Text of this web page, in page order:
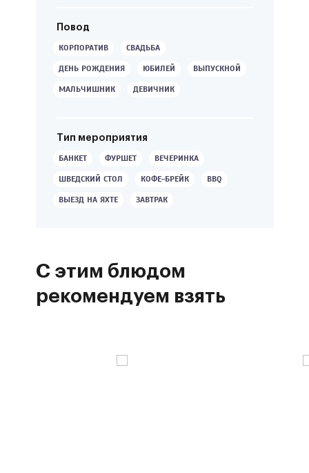
Повод
КОРПОРАТИВ СВАДЬБА
ДЕНЬ РОЖДЕНИЯ ЮБИЛЕЙ ВЫПУСКНОЙ
МАЛЬЧИШНИК ДЕВИЧНИК
Тип мероприятия
БАНКЕТ ФУРШЕТ ВЕЧЕРИНКА
ШВЕДСКИЙ СТОЛ КОФЕ-БРЕЙК BBQ
ВЫЕЗД НА ЯХТЕ ЗАВТРАК
С этим блюдом
рекомендуем взять